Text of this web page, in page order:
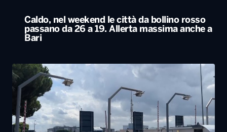
Caldo, nel weekend le città da bollino rosso
passano da 26 a 19. Allerta massima anche a
Bari